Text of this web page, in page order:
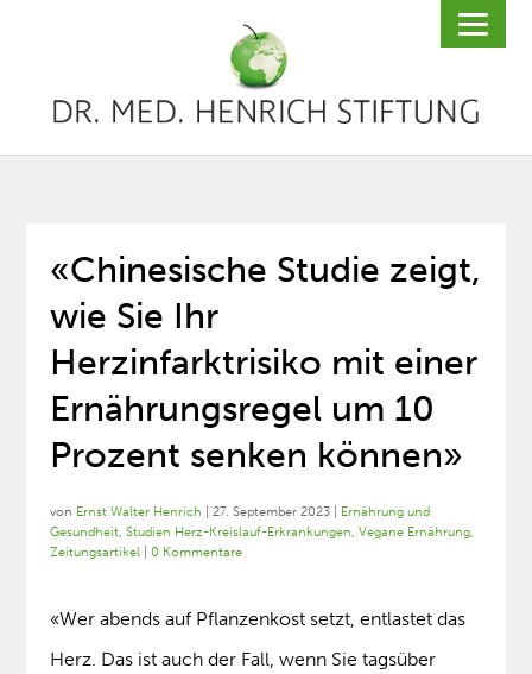
«Chinesische Studie zeigt,
wie Sie Ihr
Herzinfarktrisiko mit einer
Ernährungsregel um 10
Prozent senken können»
von Ernst Walter Henrich |27. September 2023
Ernährung und
Gesundheit,Studien Herz-Kreislauf-Erkrankungen,Vegane Ernährung,
Zeitungsartikel |0 Kommentare
«Wer abends auf Pflanzenkost setzt, entlastet das
Herz. Das ist auch der Fall, wenn Sie tagsüber